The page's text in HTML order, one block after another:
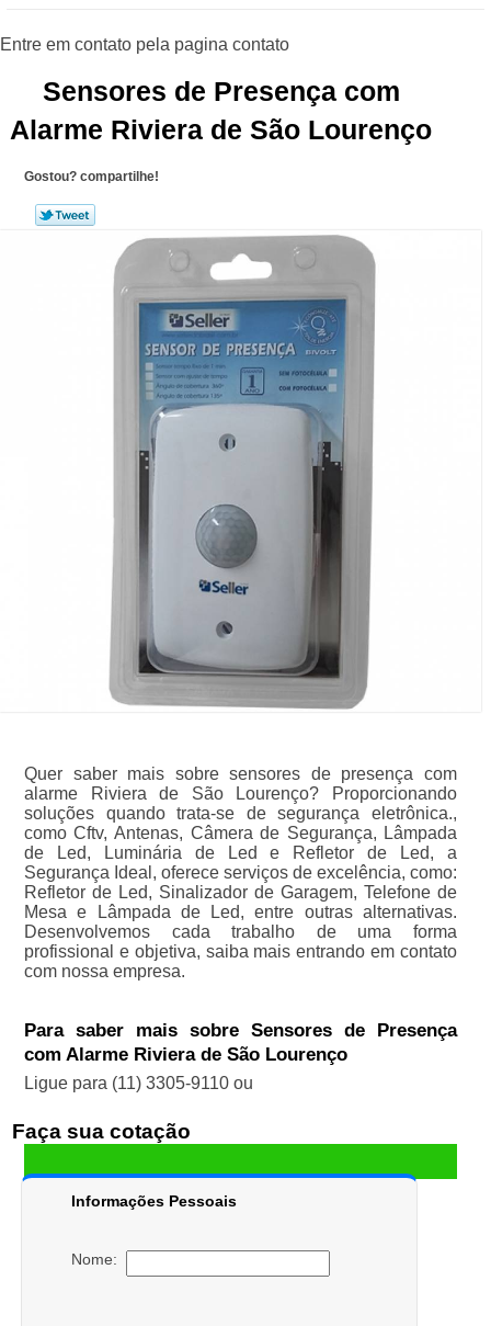
Sensores de Presença com
Alarme Riviera de São Lourenço
Gostou? compartilhe!
Quer saber mais sobre sensores de presença com
alarme Riviera de São Lourenço? Proporcionando
soluções quando trata-se de segurança eletrônica.,
como Cftv, Antenas, Câmera de Segurança, Lâmpada
de Led, Luminária de Led e Refletor de Led, a
Segurança Ideal, oferece serviços de excelência, como:
Refletor de Led, Sinalizador de Garagem, Telefone de
Mesa e Lâmpada de Led, entre outras alternativas.
Desenvolvemos cada trabalho de uma forma
profissional e objetiva, saiba mais entrando em contato
com nossa empresa.
Para saber mais sobre Sensores de Presença
com Alarme Riviera de São Lourenço
Ligue para (11) 3305-9110ou
Faça sua cotação
Informações Pessoais
Nome: